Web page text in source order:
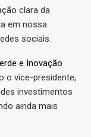
clara da
em nossa
sociais.
e Inovação
o vice-presidente,
investimentos
ainda mais